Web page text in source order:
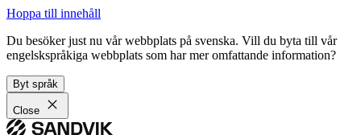
Hoppa till innehåll
Du besöker just nu vår webbplats på svenska. Vill du byta till vår
engelskspråkiga webbplats som har mer omfattande information?
Byt språk
Close